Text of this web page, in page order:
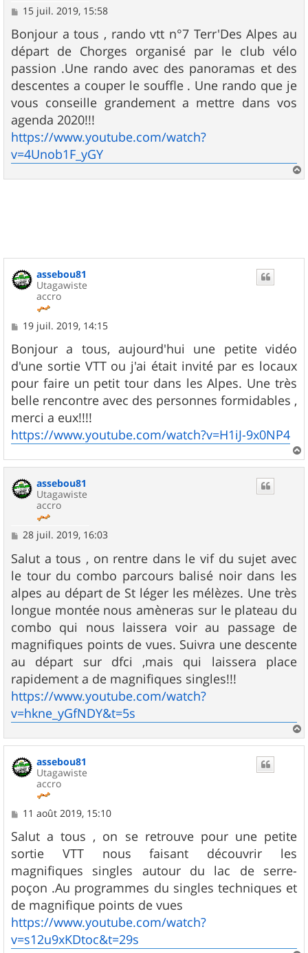
M
s
s
a
g
e
15 juil. 2019, 15:58
Bonjour a tous , rando vtt n°7 Terr'Des Alpes au
départ de Chorges organisé par le club vélo
passion .Une rando avec des panoramas et des
descentes a couper le souffle . Une rando que je
vous conseille grandement a mettre dans vos
agenda 2020!!!
https://www.youtube.com/watch?
v=4Unob1F_yGY
a
assebou81
Utagawiste
accro
M
s
s
a
g
e
19 juil. 2019, 14:15
Bonjour a tous, aujourd'hui une petite vidéo
d'une sortie VTT ou j'ai était invité par es locaux
pour faire un petit tour dans les Alpes. Une très
belle rencontre avec des personnes formidables ,
merci a eux!!!!
https://www.youtube.com/watch?v=H1iJ-9x0NP4
a
assebou81
Utagawiste
accro
M
s
s
a
g
e
28 juil. 2019, 16:03
Salut a tous , on rentre dans le vif du sujet avec
le tour du combo parcours balisé noir dans les
alpes au départ de St léger les mélèzes. Une très
longue montée nous amèneras sur le plateau du
combo qui nous laissera voir au passage de
magnifiques points de vues. Suivra une descente
au départ sur dfci ,mais qui laissera place
rapidement a de magnifiques singles!!!
https://www.youtube.com/watch?
v=hkne_yGfNDY&t=5s
a
assebou81
Utagawiste
accro
M
s
s
a
g
e
11 août 2019, 15:10
Salut a tous , on se retrouve pour une petite
sortie VTT nous faisant découvrir les
magnifiques singles autour du lac de serre-
poçon .Au programmes du singles techniques et
de magnifique points de vues
https://www.youtube.com/watch?
v=s12u9xKDtoc&t=29s